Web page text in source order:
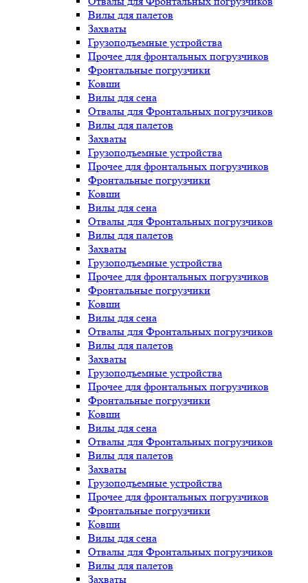
Вилы для палетов
Захваты
Грузоподъемные устройства
Прочее для фронтальных погрузчиков
Фронтальные погрузчики
Ковши
Вилы для сена
Отвалы для Фронтальных погрузчиков
Вилы для палетов
Захваты
Грузоподъемные устройства
Прочее для фронтальных погрузчиков
Фронтальные погрузчики
Ковши
Вилы для сена
Отвалы для Фронтальных погрузчиков
Вилы для палетов
Захваты
Грузоподъемные устройства
Прочее для фронтальных погрузчиков
Фронтальные погрузчики
Ковши
Вилы для сена
Отвалы для Фронтальных погрузчиков
Вилы для палетов
Захваты
Грузоподъемные устройства
Прочее для фронтальных погрузчиков
Фронтальные погрузчики
Ковши
Вилы для сена
Отвалы для Фронтальных погрузчиков
Вилы для палетов
Захваты
Грузоподъемные устройства
Прочее для фронтальных погрузчиков
Фронтальные погрузчики
Ковши
Вилы для сена
Отвалы для Фронтальных погрузчиков
Вилы для палетов
Захваты